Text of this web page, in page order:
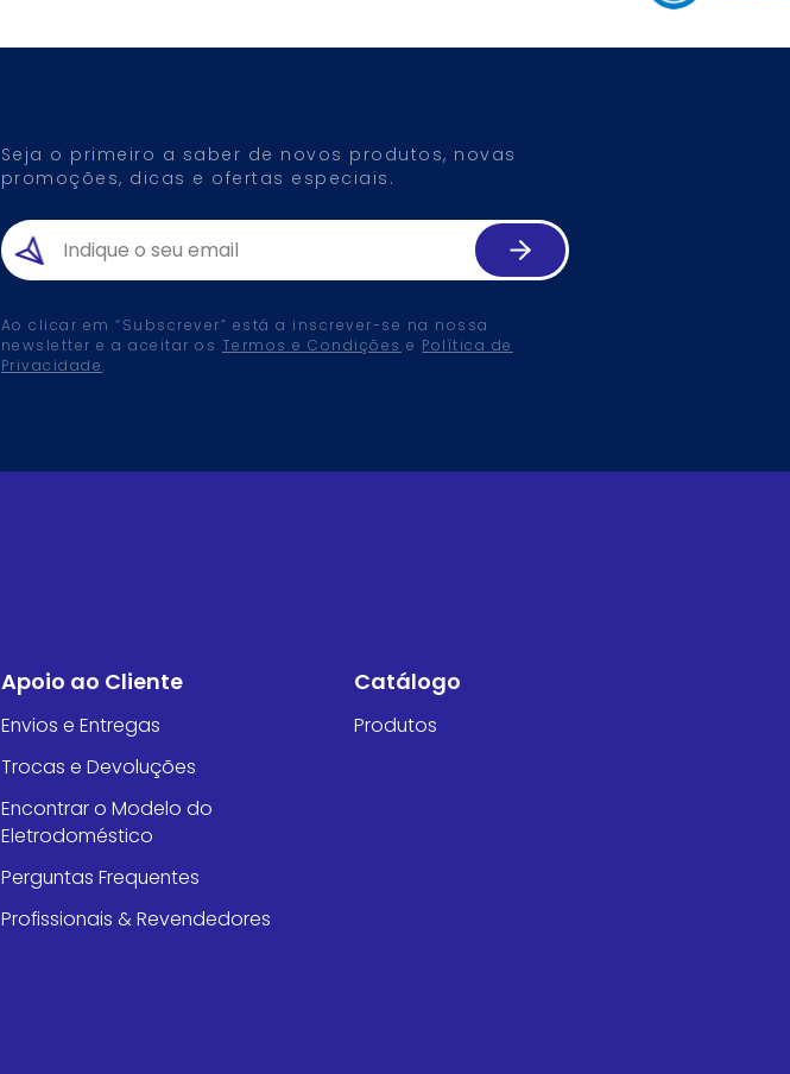
Seja o primeiro a saber de novos produtos, novas
promoções, dicas e ofertas especiais.
Ao clicar em “Subscrever” está a inscrever-se na nossa
newsletter e a aceitar os Termos e Condições e Política de
Privacidade.
Apoio ao Cliente
Envios e Entregas
Trocas e Devoluções
Encontrar o Modelo do
Eletrodoméstico
Perguntas Frequentes
Profissionais & Revendedores
Catálogo
Produtos